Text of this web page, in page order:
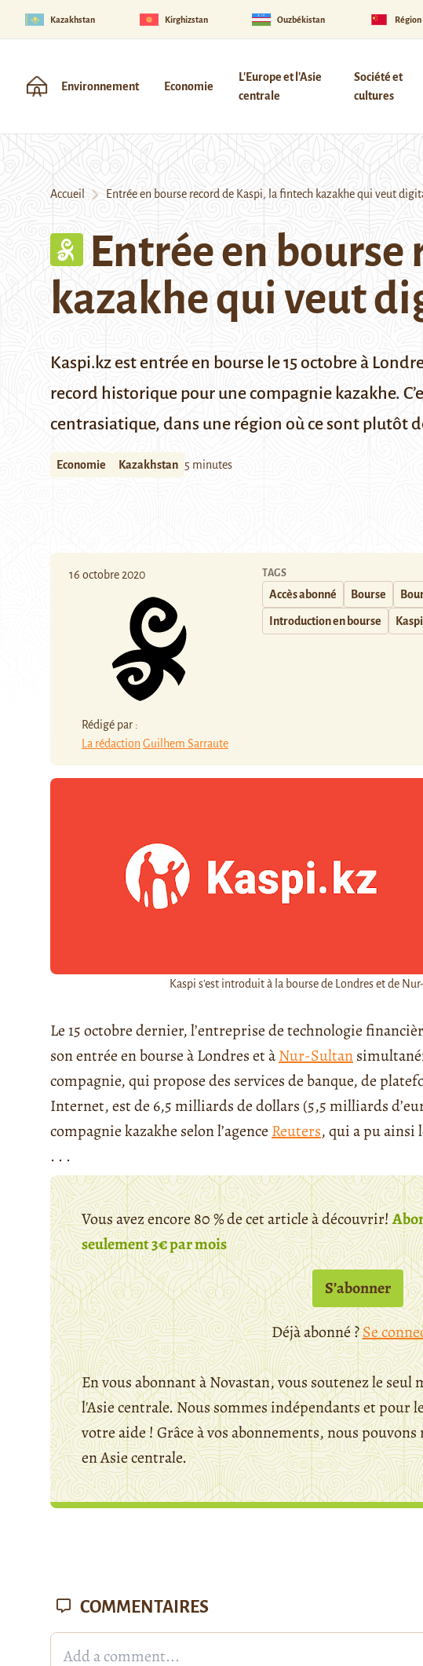
Kazakhstan Kirghizstan Ouzbékistan
Environnement Economie
L'Europe et l'Asie
centrale
Société et
cultures
Accueil Entrée en bourse record de Kaspi, la fintech kazakhe qui veut
Entrée en bourse
kazakhe qui veut
Kaspi.kz est entrée en bourse le 15 octobre à
record historique pour une compagnie kazakhe.
centrasiatique, dans une région où ce sont plutôt
Economie Kazakhstan 5 minutes
16 octobre 2020
Rédigé par :
La rédaction Guilhem Sarraute
TAGS
Accès abonné Bourse
Introduction en bourse Kaspi
Kaspi s'est introduit à la bourse de Londres et de
Le 15 octobre dernier, l’entreprise de technologie
son entrée en bourse à Londres et àNur-Sultan
compagnie, qui propose des services de banque, de
Internet, est de 6,5 milliards de dollars (5,5 milliards
compagnie kazakhe selon l’agence Reuters, qui a pu ainsi
. . .
Vous avez encore 80 % de cet article à découvrir!
seulement 3€ par mois
S’abonner
Déjà abonné ?Se
En vous abonnant à Novastan, vous soutenez le seul
l'Asie centrale. Nous sommes indépendants et pour
votre aide ! Grâce à vos abonnements, nous
en Asie centrale.
COMMENTAIRES